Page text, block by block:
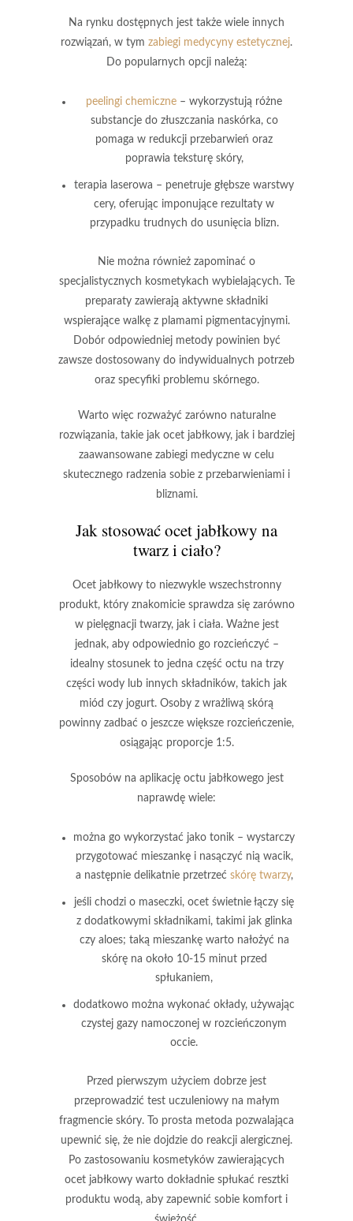
Na rynku dostępnych jest także wiele innych
rozwiązań, w tym zabiegi medycyny estetycznej.
Do popularnych opcji należą:
peelingi chemiczne – wykorzystują różne
substancje do złuszczania naskórka, co
pomaga w redukcji przebarwień oraz
poprawia teksturę skóry,
terapia laserowa – penetruje głębsze warstwy
cery, oferując imponujące rezultaty w
przypadku trudnych do usunięcia blizn.
Nie można również zapominać o
specjalistycznych kosmetykach wybielających. Te
preparaty zawierają aktywne składniki
wspierające walkę z plamami pigmentacyjnymi.
Dobór odpowiedniej metody powinien być
zawsze dostosowany do indywidualnych potrzeb
oraz specyfiki problemu skórnego.
Warto więc rozważyć zarówno naturalne
rozwiązania, takie jak ocet jabłkowy, jak i bardziej
zaawansowane zabiegi medyczne w celu
skutecznego radzenia sobie z przebarwieniami i
bliznami.
Jak stosować ocet jabłkowy na
twarz i ciało?
Ocet jabłkowyto niezwykle wszechstronny
produkt, który znakomicie sprawdza się zarówno
w pielęgnacji twarzy, jak i ciała. Ważne jest
jednak, aby odpowiednio go rozcieńczyć –
idealny stosunekto jedna część octu na trzy
części wody lub innych składników, takich jak
miód czy jogurt. Osoby z wrażliwą skórą
powinny zadbać o jeszcze większe rozcieńczenie,
osiągając proporcje 1:5.
Sposobów na aplikację octu jabłkowegojest
naprawdę wiele:
można go wykorzystać jako tonik – wystarczy
przygotować mieszankę i nasączyć nią wacik,
a następnie delikatnie przetrzeć skórę twarzy,
jeśli chodzi o maseczki, ocet świetnie łączy się
z dodatkowymi składnikami, takimi jak glinka
czy aloes; taką mieszankę warto nałożyć na
skórę na około 10-15 minutprzed
spłukaniem,
dodatkowo można wykonać okłady, używając
czystej gazy namoczonej w rozcieńczonym
occie.
Przed pierwszym użyciem dobrze jest
przeprowadzić test uczuleniowy na małym
fragmencie skóry. To prosta metoda pozwalająca
upewnić się, że nie dojdzie do reakcji alergicznej.
Po zastosowaniu kosmetyków zawierających
ocet jabłkowy warto dokładnie spłukać resztki
produktu wodą, aby zapewnić sobie komfort i